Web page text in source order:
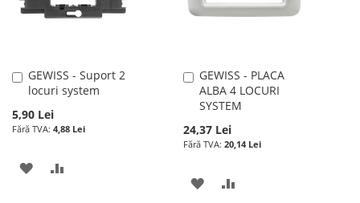
DORINTE
GEWISS - Suport 2
locuri system
5,90 Lei
4,88 Lei
Adauga
în
ADAUGATI
GEWISS - PLACA
ALBA 4 LOCURI
SYSTEM
24,37 Lei
20,14 Lei
Adauga
în
cos
ADAUGATI